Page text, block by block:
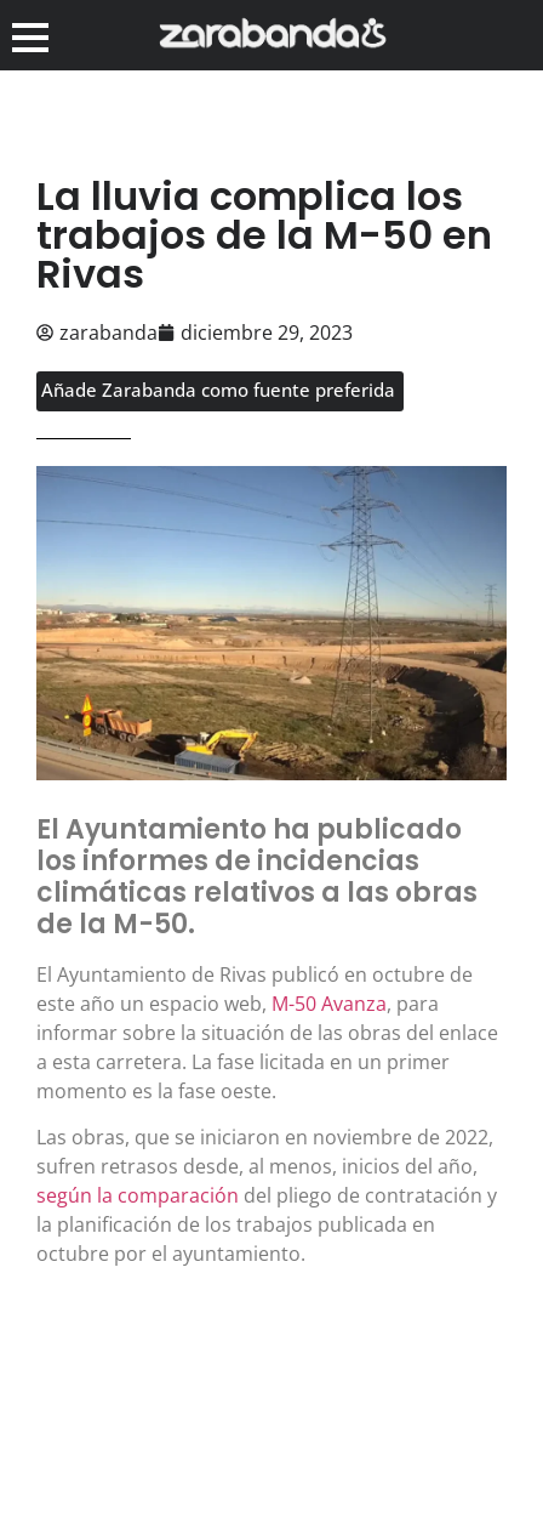
La lluvia complica los
trabajos de la M-50 en
Rivas
zarabanda diciembre 29, 2023
Añade Zarabanda como fuente preferida
El Ayuntamiento ha publicado
los informes de incidencias
climáticas relativos a las obras
de la M-50.
El Ayuntamiento de Rivas publicó en octubre de
este año un espacio web, M-50 Avanza, para
informar sobre la situación de las obras del enlace
a esta carretera. La fase licitada en un primer
momento es la fase oeste.
Las obras, que se iniciaron en noviembre de 2022,
sufren retrasos desde, al menos, inicios del año,
según la comparación del pliego de contratación y
la planificación de los trabajos publicada en
octubre por el ayuntamiento.